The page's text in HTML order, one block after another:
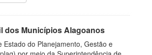
dos Municípios Alagoanos
Estado do Planejamento, Gestão e